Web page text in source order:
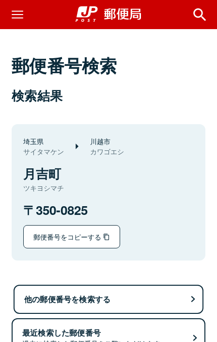
郵便番号検索
検索結果
埼玉県
サイタマケン
川越市
カワゴエシ
月吉町
ツキヨシマチ
350-0825
郵便番号をコピーする
他の郵便番号を検索する
最近検索した郵便番号